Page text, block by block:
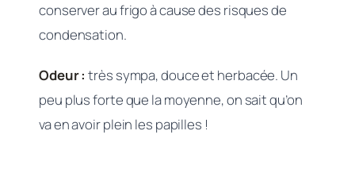
conserver au frigo à cause des risques de
condensation.
Odeur : très sympa, douce et herbacée. Un
peu plus forte que la moyenne, on sait qu’on
va en avoir plein les papilles !